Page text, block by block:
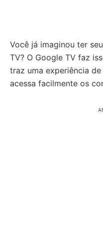
Você já imaginou ter
TV? O Google TV faz
traz uma experiência
acessa facilmente os